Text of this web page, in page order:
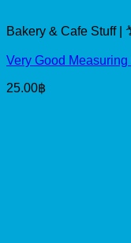
Bakery & Cafe Stuff |
Very Good
25.00฿